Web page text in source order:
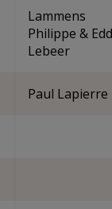
Lammens
Philippe &
Lebeer
Paul Lapierre